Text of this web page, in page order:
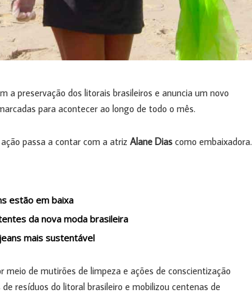
a preservação dos litorais brasileiros e anuncia um novo
para acontecer ao longo de todo o mês.
passa a contar com a atriz Alane Dias como embaixadora.
estão em baixa
da nova moda brasileira
mais sustentável
meio de mutirões de limpeza e ações de conscientização
resíduos do litoral brasileiro e mobilizou centenas de